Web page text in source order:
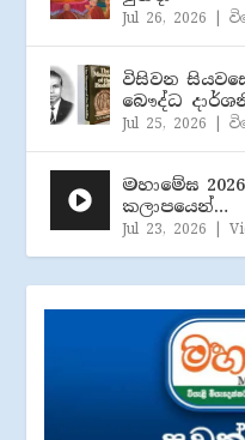
Jul 26, 2026 |
විසිවන
බෞද්ධ
Jul 25, 2026 |
මහාමේඝ
කලාපයෙන්…
Jul 23, 2026 |